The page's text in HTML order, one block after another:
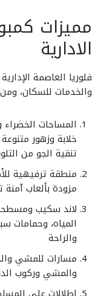
مميزات
الادارية
فلوريا العاصمة
والخدمات للسكان، ومن
المساحات الخضراء
خلابة وزهور
تنقية الجو من
منطقة ترفيهية
مزودة بألعاب
لاند سكيب
المياه، وحمامات
والراحة
مسارات للمشي
والمشي وركوب